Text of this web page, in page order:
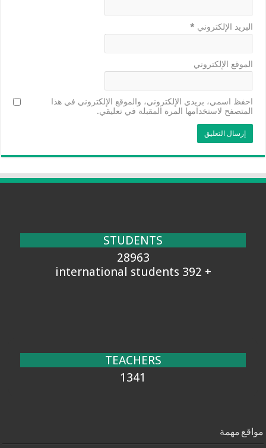
البريد الإلكتروني *
الموقع الإلكتروني
احفظ اسمي، بريدي الإلكتروني، والموقع الإلكتروني في هذا
المتصفح لاستخدامها المرة المقبلة في تعليقي.
STUDENTS
28963
+ 392 international students
TEACHERS
1341
مواقع مهمة